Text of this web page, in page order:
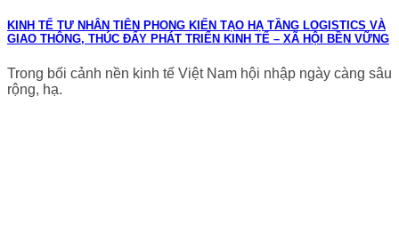
KINH TẾ TƯ NHÂN TIÊN PHONG KIẾN TẠO HẠ TẦNG LOGISTICS VÀ
GIAO THÔNG, THÚC ĐẨY PHÁT TRIỂN KINH TẾ – XÃ HỘI BỀN VỮNG
Trong bối cảnh nền kinh tế Việt Nam hội nhập ngày càng sâu
rộng, hạ.